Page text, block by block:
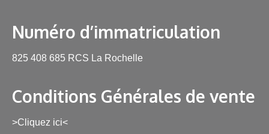
Numéro d’immatriculation
825 408 685 RCS La Rochelle
Conditions Générales de vente
>Cliquez ici<